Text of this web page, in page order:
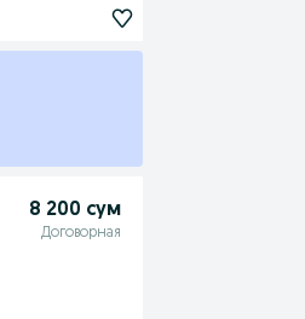
8 200 сум
Договорная